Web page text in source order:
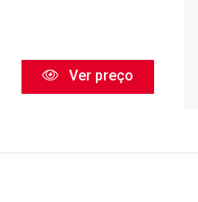
Ver preço